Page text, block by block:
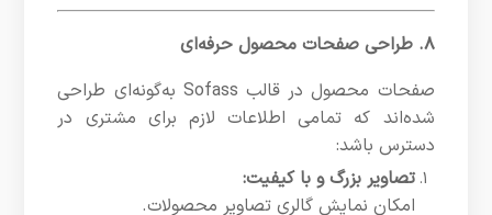
۸. طراحی صفحات محصول حرفه‌ای
صفحات محصول در قالب Sofass به‌گونه‌ای طراحی
شده‌اند که تمامی اطلاعات لازم برای مشتری در
دسترس باشد:
تصاویر بزرگ و با کیفیت:
امکان نمایش گالری تصاویر محصولات.